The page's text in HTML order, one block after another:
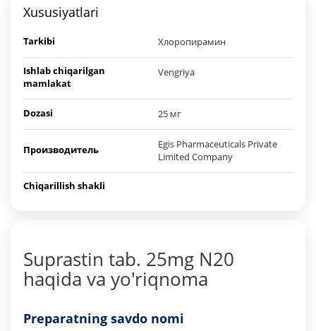
Xususiyatlari
Tarkibi Хлоропирамин
Ishlab chiqarilgan
mamlakat
Vengriya
Dozasi 25 мг
Производитель
Egis Pharmaceuticals Private
Limited Company
Chiqarillish shakli
Suprastin tab. 25mg N20
haqida va yo'riqnoma
Preparatning savdo nomi